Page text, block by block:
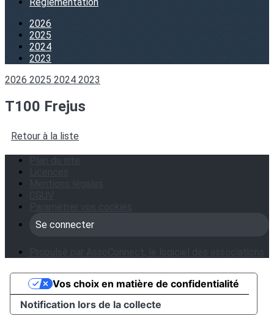
2026
2025
2024
2023
2026 2025 2024 2023
T100 Frejus
Retour à la liste
Se connecter
Notification lors de la collecte
Vos choix en matière de confidentialité